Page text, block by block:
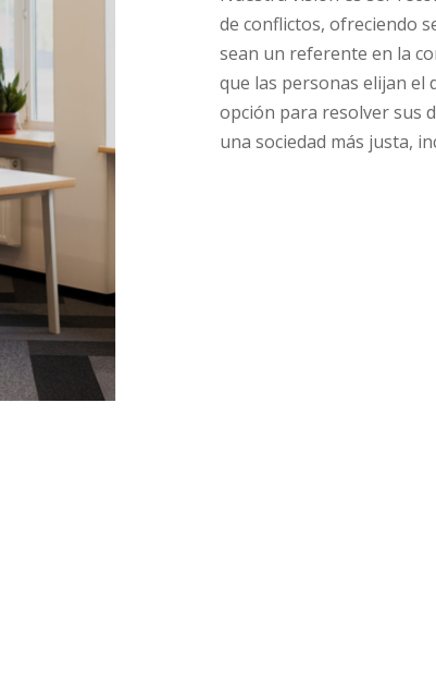
de conflictos, ofreciendo
sean un referente en la
que las personas elijan el
opción para resolver sus
una sociedad más justa,